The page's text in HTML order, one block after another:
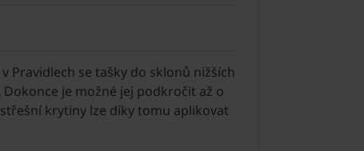
Pravidlech se tašky do sklonů nižších
je možné jej podkročit až o
krytiny lze díky tomu aplikovat